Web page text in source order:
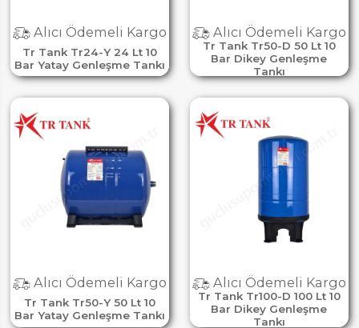
Tr Tank Tr24-Y 24 Lt 10
Bar Yatay Genleşme Tankı
Alıcı Ödemeli Kargo
Tr Tank Tr50-D 50 Lt 10
Bar Dikey Genleşme
Tankı
Alıcı Ödemeli Kargo
Tr Tank Tr50-Y 50 Lt 10
Bar Yatay Genleşme Tankı
Alıcı Ödemeli Kargo
Tr Tank Tr100-D 100 Lt 10
Bar Dikey Genleşme
Tankı
Alıcı Ödemeli Kargo